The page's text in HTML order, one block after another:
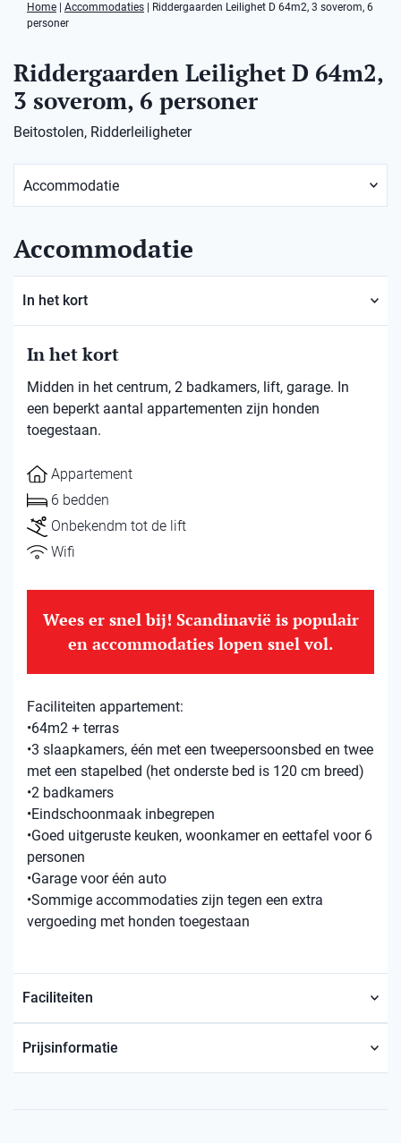
Home Accommodaties
Riddergaarden Leilighet D 64m2, 3 soverom, 6
personer
Riddergaarden Leilighet D 64m2,
3 soverom, 6 personer
Beitostolen, Ridderleiligheter
Accommodatie
In het kort
In het kort
Midden in het centrum, 2 badkamers, lift, garage. In
een beperkt aantal appartementen zijn honden
toegestaan.
Appartement
6 bedden
Onbekendm tot de lift
Wifi
Wees er snel bij! Scandinavië is populair
en accommodaties lopen snel vol.
Faciliteiten appartement:
•64m2 + terras
•3 slaapkamers, één met een tweepersoonsbed en twee
met een stapelbed (het onderste bed is 120 cm breed)
•2 badkamers
•Eindschoonmaak inbegrepen
•Goed uitgeruste keuken, woonkamer en eettafel voor 6
personen
•Garage voor één auto
•Sommige accommodaties zijn tegen een extra
vergoeding met honden toegestaan
Faciliteiten
Prijsinformatie